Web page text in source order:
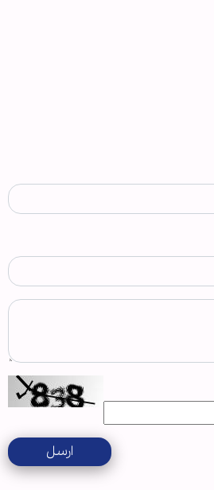
ارسل